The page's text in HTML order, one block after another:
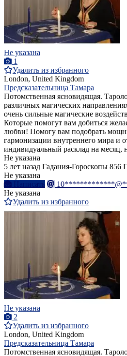
Не указана
1
Удалить из избранного
London, United Kingdom
Предсказательница Тамара
Потомственная ясновидящая.
различных магических
очень сильные магические
Которые помогут вам добиться
любви! Помогу вам подобрать
гармонизации внутреннего мира и
индивидуальный расклад на месяц,
Не указана
5 лет назад Гадания-Гороскопы 856
Не указана
Написать
Не указана
Удалить из избранного
Не указана
2
Удалить из избранного
London, United Kingdom
Предсказательница Тамара
Потомственная ясновидящая.